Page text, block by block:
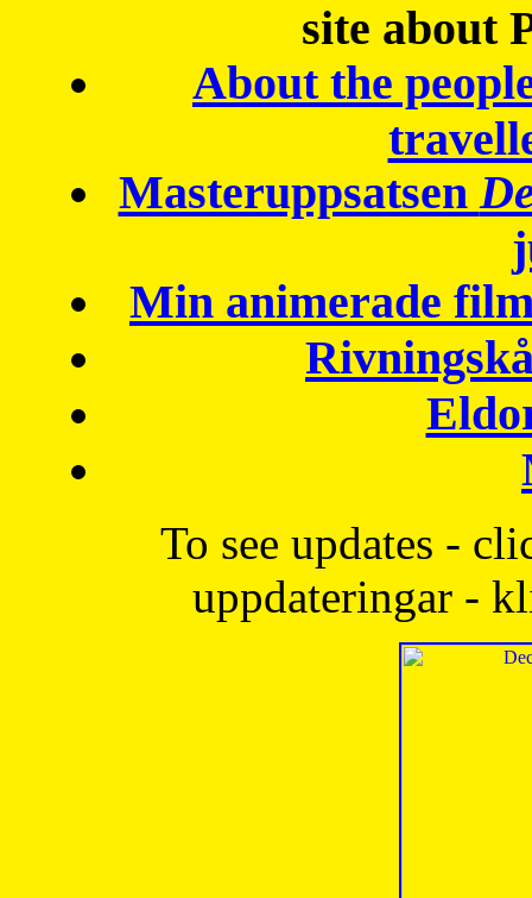
site about
About the
Masteruppsatsen
Min animerade
To see updates -
uppdateringar -